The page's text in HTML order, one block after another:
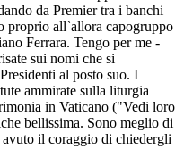
da Premier tra i banchi
proprio all`allora capogruppo
Ferrara. Tengo per me -
sui nomi che si
al posto suo. I
ammirate sulla liturgia
in Vaticano ("Vedi loro
bellissima. Sono meglio di
il coraggio di chiedergli